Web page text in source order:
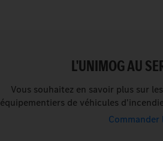
L'UNIMOG AU
Vous souhaitez en savoir plus sur
équipementiers de véhicules